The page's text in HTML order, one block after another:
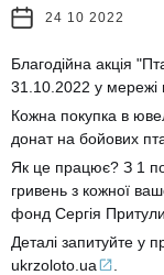
24 10 2022
Благодійна акція
31.10.2022 у мережі
Кожна покупка в
донат на бойових
Як це працює? З 1
гривень з кожної
фонд Сергія
Деталі запитуйте у
ukrzoloto.ua